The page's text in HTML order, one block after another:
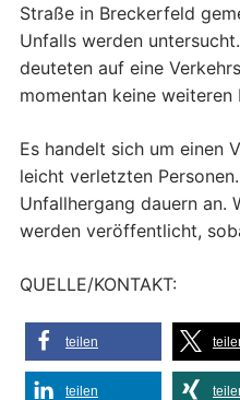
Straße in Breckerfeld
Unfalls werden
deuteten auf eine
momentan keine weiteren
Es handelt sich um einen
leicht verletzten
Unfallhergang dauern an.
werden veröffentlicht,
QUELLE/KONTAKT:
teilen
teilen